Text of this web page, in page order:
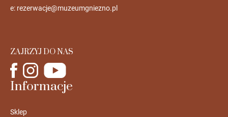
e: rezerwacje@muzeumgniezno.pl
ZAJRZYJ DO NAS
Informacje
Sklep